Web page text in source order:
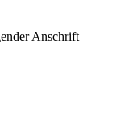
Anschrift